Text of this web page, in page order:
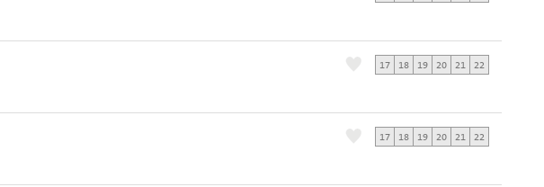
17 18 19 20 21 22
17 18 19 20 21 22